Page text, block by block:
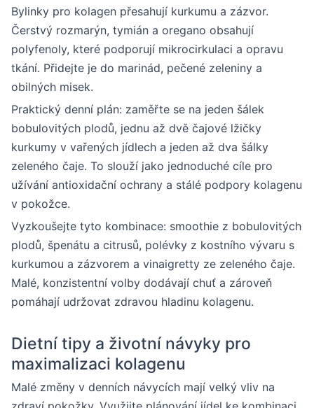
Bylinky pro kolagen přesahují kurkumu a zázvor.
Čerstvý rozmarýn, tymián a oregano obsahují
polyfenoly, které podporují mikrocirkulaci a opravu
tkání. Přidejte je do marinád, pečené zeleniny a
obilných misek.
Praktický denní plán: zaměřte se na jeden šálek
bobulovitých plodů, jednu až dvě čajové lžičky
kurkumy v vařených jídlech a jeden až dva šálky
zeleného čaje. To slouží jako jednoduché cíle pro
užívání antioxidační ochrany a stálé podpory kolagenu
v pokožce.
Vyzkoušejte tyto kombinace: smoothie z bobulovitých
plodů, špenátu a citrusů, polévky z kostního vývaru s
kurkumou a zázvorem a vinaigretty ze zeleného čaje.
Malé, konzistentní volby dodávají chuť a zároveň
pomáhají udržovat zdravou hladinu kolagenu.
Dietní tipy a životní návyky pro
maximalizaci kolagenu
Malé změny v denních návycích mají velký vliv na